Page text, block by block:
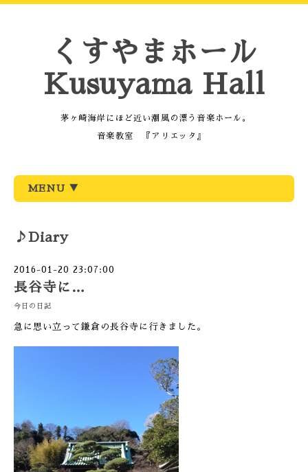
くすやまホール
Kusuyama Hall
茅ヶ崎海岸にほど近い潮風の漂う音楽ホール。
音楽教室 『アリエッタ』
MENU ▼
♪Diary
2016-01-20 23:07:00
長谷寺に…
今日の日記
急に思い立って鎌倉の長谷寺に行きました。